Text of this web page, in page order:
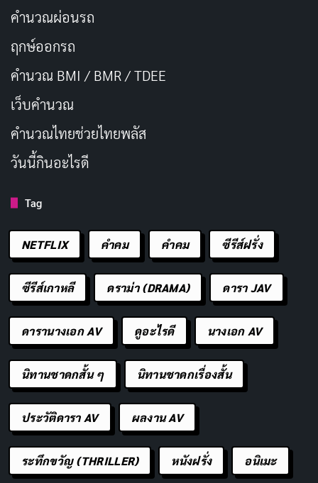
DASS-812 คือผลงานสุดเข้มข้นของ
เพื่อนๆ รุมโทรมแบบไม่ให้ตั้งตัว หนังเน้นความรู้สึกผิดบาป
ผสมความเสียว ด้วยใบหน้าหวานๆ และร่างกายเล็ก
บอบบางที่ต้องรับมือกับหลายคนพร้อมกันจนตัวเกร็งไปทั้ง
ตัว
รหัส DVD:DASS-812
ความยาว:120 นาที
ผู้กำกับ:ひかれけん
สตูดิโอ:Das!
นักแสดง:ยูนะ ฮิเมะกาวะ (Yuna Himekawa)
คำนวณผ่อนรถ
ฤกษ์ออกรถ
คำนวณ BMI / BMR / TDEE
เว็บคํานวณ
คํานวณไทยช่วยไทยพลัส
วันนี้กินอะไรดี
Tag
NETFLIX คำคม คําคม ซีรีส์ฝรั่ง
ซีรีส์เกาหลี ดราม่า (DRAMA) ดารา JAV
ดารานางเอก AV ดูอะไรดี นางเอก AV
นิทานชาดกสั้น ๆ นิทานชาดกเรื่องสั้น
ประวัติดารา AV ผลงาน AV
ระทึกขวัญ (THRILLER) หนังฝรั่ง อนิเมะ